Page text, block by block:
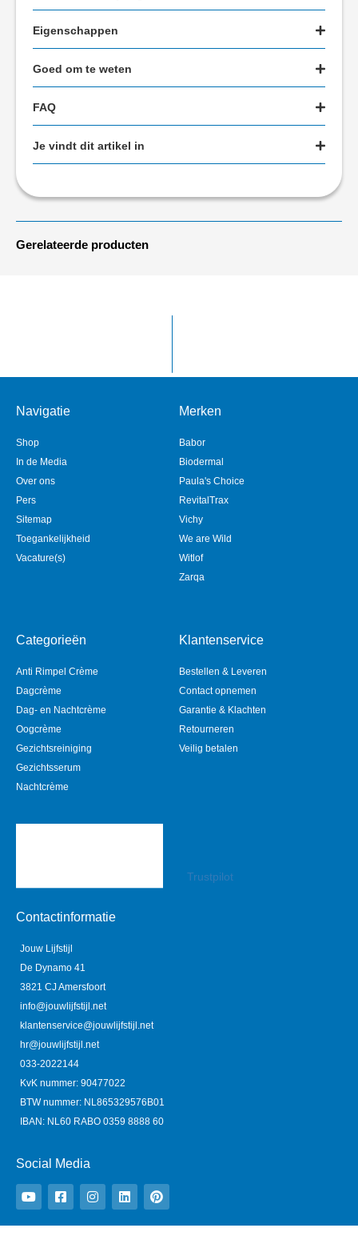
Eigenschappen
Goed om te weten
FAQ
Je vindt dit artikel in
Gerelateerde producten
Navigatie
Shop
In de Media
Over ons
Pers
Sitemap
Toegankelijkheid
Vacature(s)
Merken
Babor
Biodermal
Paula's Choice
RevitalTrax
Vichy
We are Wild
Witlof
Zarqa
Categorieën
Anti Rimpel Crème
Dagcrème
Dag- en Nachtcrème
Oogcrème
Gezichtsreiniging
Gezichtsserum
Nachtcrème
Klantenservice
Bestellen & Leveren
Contact opnemen
Garantie & Klachten
Retourneren
Veilig betalen
Trustpilot
Contactinformatie
Jouw Lijfstijl
De Dynamo 41
3821 CJ Amersfoort
info@jouwlijfstijl.net
klantenservice@jouwlijfstijl.net
hr@jouwlijfstijl.net
033-2022144
KvK nummer: 90477022
BTW nummer: NL865329576B01
IBAN: NL60 RABO 0359 8888 60
Social Media
o
u
t
u
a
c
e
b
n
s
t
a
i
n
k
e
i
n
t
e